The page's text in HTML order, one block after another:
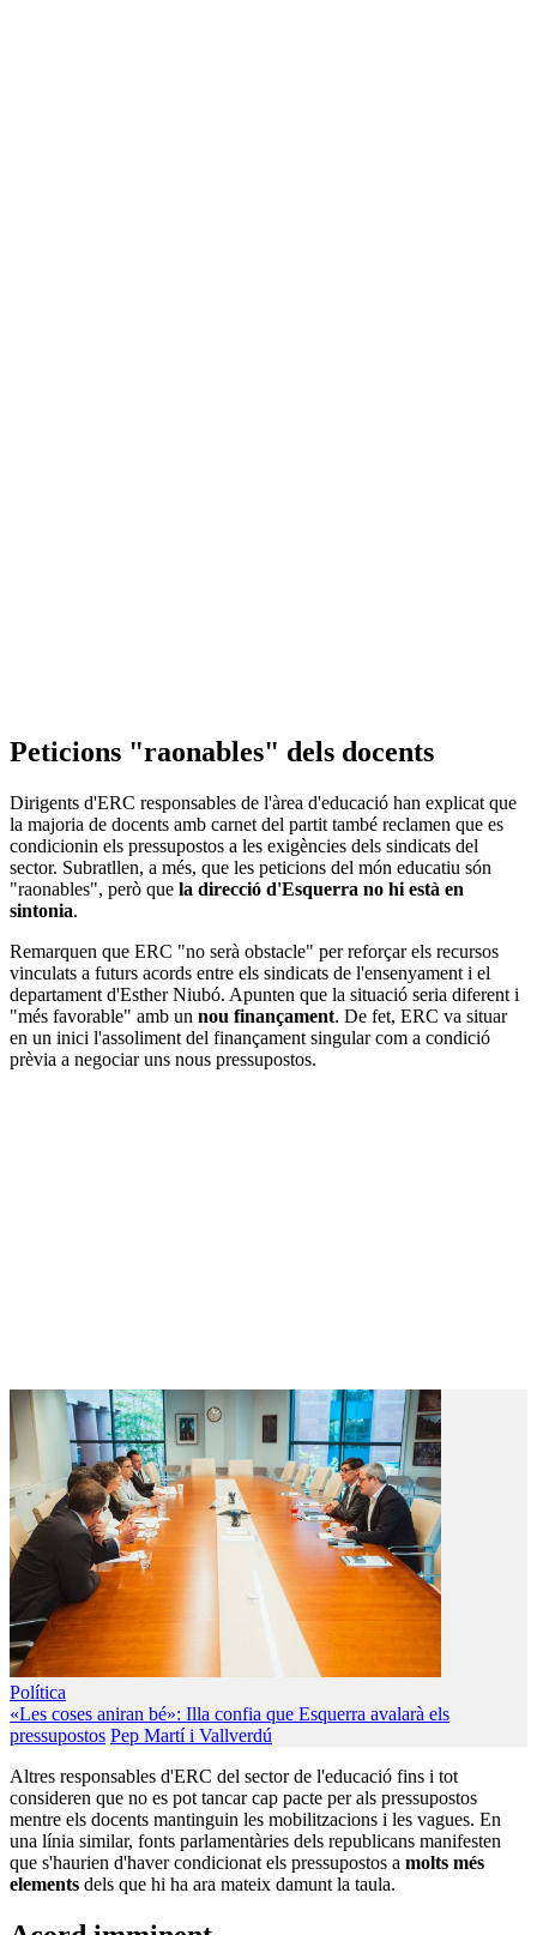
Peticions "raonables" dels docents
Dirigents d'ERC responsables de l'àrea d'educació han explicat que
la majoria de docents amb carnet del partit també reclamen que es
condicionin els pressupostos a les exigències dels sindicats del
sector. Subratllen, a més, que les peticions del món educatiu són
"raonables", però que la direcció d'Esquerra no hi està en
sintonia.
Remarquen que ERC "no serà obstacle" per reforçar els recursos
vinculats a futurs acords entre els sindicats de l'ensenyament i el
departament d'Esther Niubó. Apunten que la situació seria diferent i
"més favorable" amb un nou finançament. De fet, ERC va situar
en un inici l'assoliment del finançament singular com a condició
prèvia a negociar uns nous pressupostos.
Política
«Les coses aniran bé»: Illa confia que Esquerra avalarà els
pressupostos Pep Martí i Vallverdú
Altres responsables d'ERC del sector de l'educació fins i tot
consideren que no es pot tancar cap pacte per als pressupostos
mentre els docents mantinguin les mobilitzacions i les vagues. En
una línia similar, fonts parlamentàries dels republicans manifesten
que s'haurien d'haver condicionat els pressupostos a molts més
elements dels que hi ha ara mateix damunt la taula.